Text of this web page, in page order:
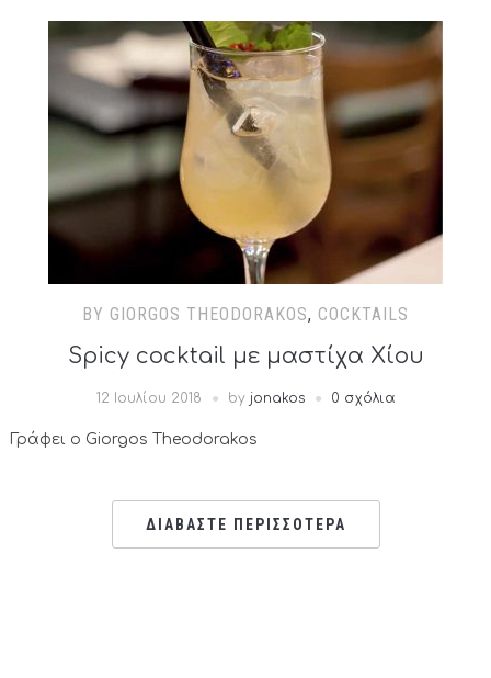
BY GIORGOS THEODORAKOS, COCKTAILS
Spicy cocktail με μαστίχα Χίου
12 Ιουλίου 2018 by jonakos 0 σχόλια
Γράφει ο Giorgos Theodorakos
ΔΙΑΒΑΣΤΕ ΠΕΡΙΣΣΟΤΕΡΑ